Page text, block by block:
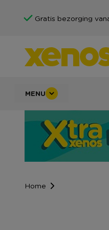
Gratis bezorging
MENU
Home